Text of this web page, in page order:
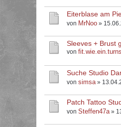
Eiterblase am
von MrNoo »
Sleeves + Brust
von
Suche Studio
von simsa»
Patch Tattoo
von Steffen47a»